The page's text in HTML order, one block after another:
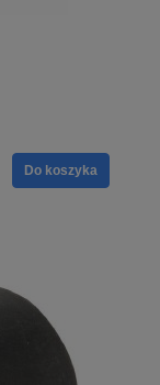
Do koszyka